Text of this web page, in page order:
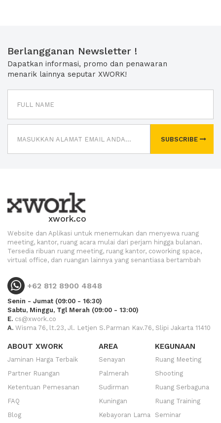
Berlangganan Newsletter !
Dapatkan informasi, promo dan penawaran
menarik lainnya seputar XWORK!
SUBSCRIBE
xwork.co
Website dan Aplikasi untuk menemukan dan menyewa ruang
meeting, kantor, ruang acara mulai dari perjam hingga bulanan.
Tersedia ribuan ruang meeting, ruang kantor, coworking space,
virtual office, dan ruangan lainnya yang senantiasa bertambah
+62 812 8900 4848
Senin - Jumat (09:00 - 16:30)
Sabtu, Minggu, Tgl Merah (09:00 - 13:00)
E. cs@xwork.co
A. Wisma 76, lt.23, Jl. Letjen S.Parman Kav.76, Slipi Jakarta 11410
ABOUT XWORK
Jaminan Harga Terbaik
Partner Ruangan
Ketentuan Pemesanan
FAQ
Blog
AREA
Senayan
Palmerah
Sudirman
Kuningan
Kebayoran Lama
KEGUNAAN
Ruang Meeting
Shooting
Ruang Serbaguna
Ruang Training
Seminar